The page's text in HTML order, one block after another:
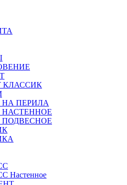
КЛАССИК
ПЕРИЛА
Настенное